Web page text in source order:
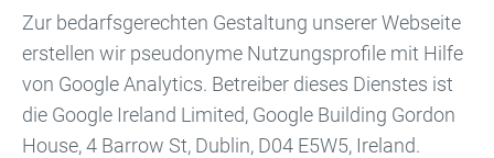
Zur bedarfsgerechten Gestaltung unserer Webseite
erstellen wir pseudonyme Nutzungsprofile mit Hilfe
von Google Analytics. Betreiber dieses Dienstes ist
die Google Ireland Limited, Google Building Gordon
House, 4 Barrow St, Dublin, D04 E5W5, Ireland.